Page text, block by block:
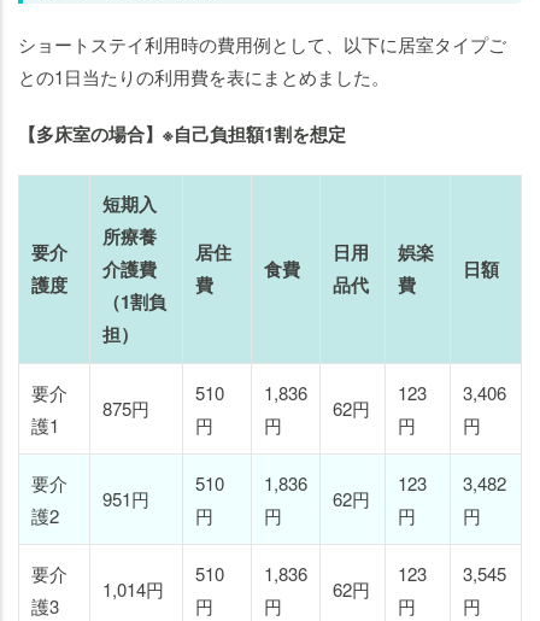
ショートステイ利用時の費用例として、以下に居室タイプご
との1日当たりの利用費を表にまとめました。
【多床室の場合】※自己負担額1割を想定
要介
護度
短期入
所療養
介護費
（1割負
担）
居住
費
食費
日用
品代
娯楽
費
日額
要介
護1
875円
510
円
1,836
円
62円
123
円
3,406
円
要介
護2
951円
510
円
1,836
円
62円
123
円
3,482
円
要介
護3
1,014円
510
円
1,836
円
62円
123
円
3,545
円